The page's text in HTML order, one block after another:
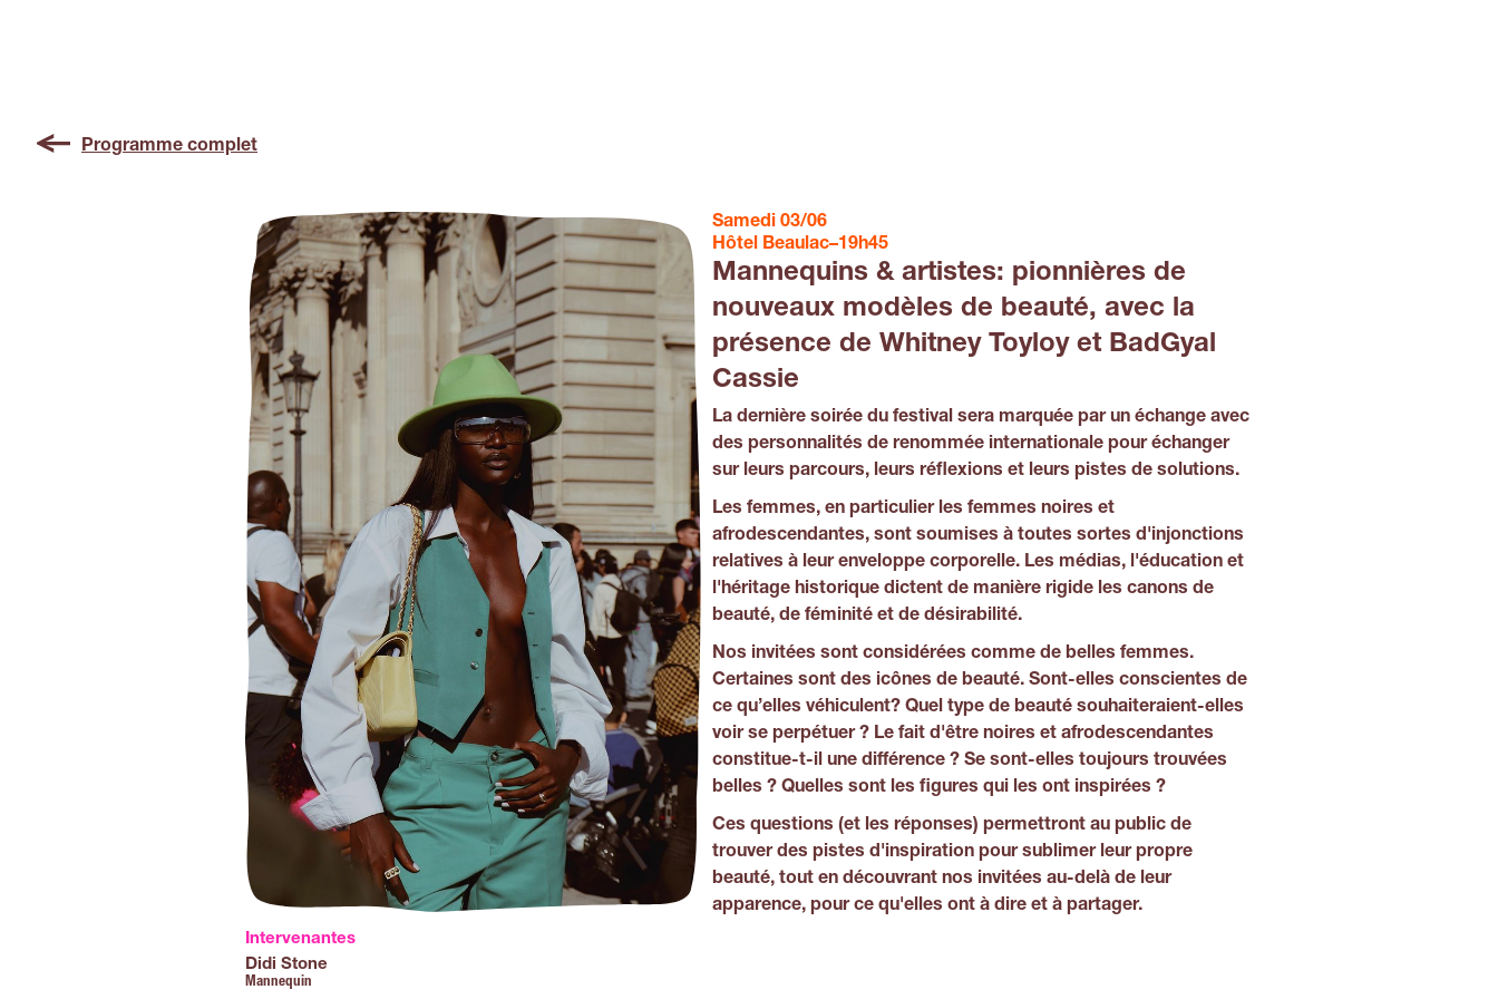
Programme complet
Intervenantes
Didi Stone
Mannequin
Samedi 03/06
Hôtel Beaulac–19h45
Mannequins & artistes: pionnières de
nouveaux modèles de beauté, avec la
présence de Whitney Toyloy et BadGyal
Cassie
La dernière soirée du festival sera marquée par un échange avec
des personnalités de renommée internationale pour échanger
sur leurs parcours, leurs réflexions et leurs pistes de solutions.
Les femmes, en particulier les femmes noires et
afrodescendantes, sont soumises à toutes sortes d'injonctions
relatives à leur enveloppe corporelle. Les médias, l'éducation et
l'héritage historique dictent de manière rigide les canons de
beauté, de féminité et de désirabilité.
Nos invitées sont considérées comme de belles femmes.
Certaines sont des icônes de beauté. Sont-elles conscientes de
ce qu’elles véhiculent? Quel type de beauté souhaiteraient-elles
voir se perpétuer ? Le fait d'être noires et afrodescendantes
constitue-t-il une différence ? Se sont-elles toujours trouvées
belles ? Quelles sont les figures qui les ont inspirées ?
Ces questions (et les réponses) permettront au public de
trouver des pistes d'inspiration pour sublimer leur propre
beauté, tout en découvrant nos invitées au-delà de leur
apparence, pour ce qu'elles ont à dire et à partager.